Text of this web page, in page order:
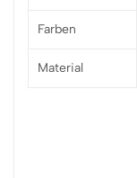
Farben
Material